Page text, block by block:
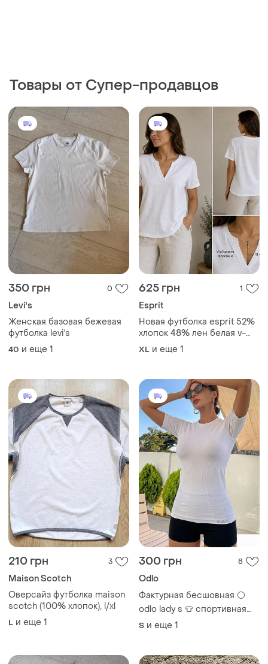
Товары от Супер-продавцов
350 грн 0
Levi's
Женская базовая бежевая
футболка levi's
40 и еще 1
625 грн 1
Esprit
Новая футболка esprit 52%
хлопок 48% лен белая v-
вырез xxl
XL и еще 1
210 грн 3
Maison Scotch
Оверсайз футболка maison
scotch (100% хлопок), l/xl
L и еще 1
300 грн 8
Odlo
Фактурная бесшовная ⚪
odlo lady s 👕 спортивная
белая футболка 🏃‍♀️ для
фитнеса и бега made in
S и еще 1